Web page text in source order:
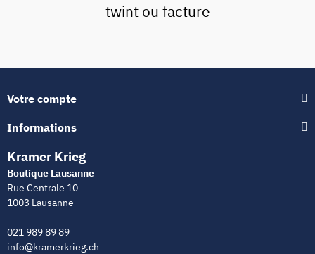
twint ou facture
Votre compte
Informations
Kramer Krieg
Boutique Lausanne
Rue Centrale 10
1003 Lausanne
021 989 89 89
info@kramerkrieg.ch